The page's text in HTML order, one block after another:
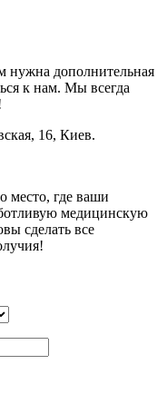
нужна дополнительная
к нам. Мы всегда
16, Киев.
место, где ваши
медицинскую
сделать все